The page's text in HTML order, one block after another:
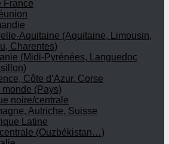
France
Aquitaine (Aquitaine, Limousin,
Charentes)
(Midi-Pyrénées, Languedoc
Côte d’Azur, Corse
(Pays)
noire/centrale
Autriche, Suisse
Latine
(Ouzbékistan…)